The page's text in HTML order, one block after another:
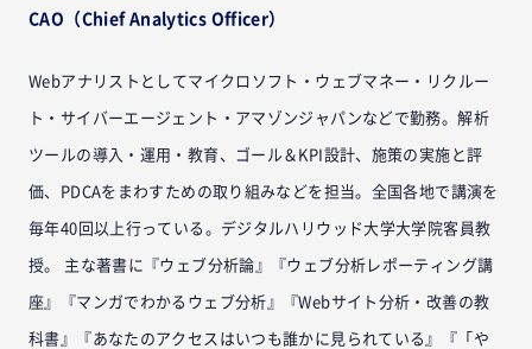
CAO（Chief Analytics Officer）
Webアナリストとしてマイクロソフト・ウェブマネー・リクルー
ト・サイバーエージェント・アマゾンジャパンなどで勤務。解析
ツールの導入・運用・教育、ゴール＆KPI設計、施策の実施と評
価、PDCAをまわすための取り組みなどを担当。全国各地で講演を
毎年40回以上行っている。デジタルハリウッド大学大学院客員教
授。 主な著書に『ウェブ分析論』『ウェブ分析レポーティング講
座』『マンガでわかるウェブ分析』『Webサイト分析・改善の教
科書』『あなたのアクセスはいつも誰かに見られている』『「や